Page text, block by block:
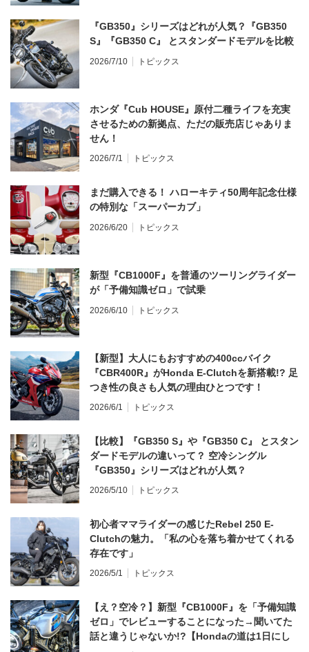
『GB350』シリーズはどれが人気？『GB350
S』『GB350 C』 とスタンダードモデルを比較
2026/7/10 トピックス
ホンダ『Cub HOUSE』原付二種ライフを充実
させるための新拠点、ただの販売店じゃありま
せん！
2026/7/1 トピックス
まだ購入できる！ ハローキティ50周年記念仕様
の特別な「スーパーカブ」
2026/6/20 トピックス
新型『CB1000F』を普通のツーリングライダー
が「予備知識ゼロ」で試乗
2026/6/10 トピックス
【新型】大人にもおすすめの400ccバイク
『CBR400R』がHonda E-Clutchを新搭載!? 足
つき性の良さも人気の理由ひとつです！
2026/6/1 トピックス
【比較】『GB350 S』や『GB350 C』 とスタン
ダードモデルの違いって？ 空冷シングル
『GB350』シリーズはどれが人気？
2026/5/10 トピックス
初心者ママライダーの感じたRebel 250 E-
Clutchの魅力。「私の心を落ち着かせてくれる
存在です」
2026/5/1 トピックス
【え？空冷？】新型『CB1000F』を「予備知識
ゼロ」でレビューすることになった→聞いてた
話と違うじゃないか!?【Hondaの道は1日にし